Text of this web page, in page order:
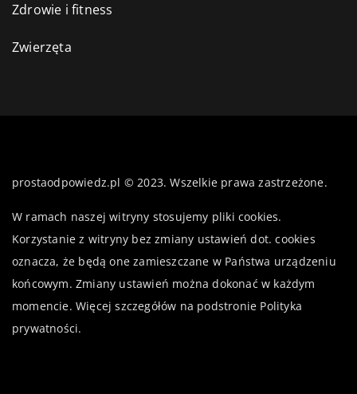
Zdrowie i fitness
Zwierzęta
prostaodpowiedz.pl © 2023. Wszelkie prawa zastrzeżone.
W ramach naszej witryny stosujemy pliki cookies.
Korzystanie z witryny bez zmiany ustawień dot. cookies
oznacza, że będą one zamieszczane w Państwa urządzeniu
końcowym. Zmiany ustawień można dokonać w każdym
momencie. Więcej szczegółów na podstronie Polityka
prywatności.